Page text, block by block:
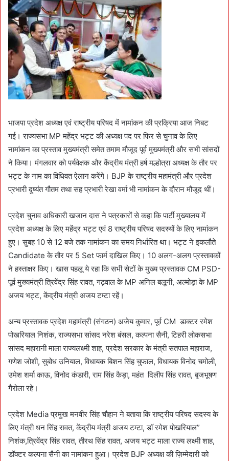
भाजपा प्रदेश अध्यक्ष एवं राष्ट्रीय परिषद में नामांकन की प्रक्रिया आज निबट
गई। राज्यसभा MP महेंद्र भट्ट की अध्यक्ष पद पर फिर से चुनाव के लिए
नामांकन का प्रस्ताव मुख्यमंत्री समेत तमाम मौजूद पूर्व मुख्यमंत्री और सभी सांसदों
ने किया। मंगलवार को पर्यवेक्षक और केंद्रीय मंत्री हर्ष मल्होत्रा अध्यक्ष के तौर पर
भट्ट के नाम का विधिवत ऐलान करेंगे। BJP के राष्ट्रीय महामंत्री और प्रदेश
प्रभारी दुष्यंत गौतम तथा सह प्रभारी रेखा वर्मा भी नामांकन के दौरान मौजूद थीं।
प्रदेश चुनाव अधिकारी खजान दास ने पत्रकारों से कहा कि पार्टी मुख्यालय में
प्रदेश अध्यक्ष के लिए महेंद्र भट्ट एवं 8 राष्ट्रीय परिषद सदस्यों के लिए नामांकन
हुए। सुबह 10 से 12 बजे तक नामांकन का समय निर्धारित था। भट्ट ने इकलौते
Candidate के तौर पर 5 Set फार्म दाखिल किए। 10 अलग-अलग प्रस्तावकों
ने हस्ताक्षर किए। खास पहलू ये रहा कि सभी सेटों के मुख्य प्रस्तावक CM PSD-
पूर्व मुख्यमंत्री त्रिवेंद्र सिंह रावत, गढ़वाल के MP अनिल बलूनी, अल्मोड़ा के MP
अजय भट्ट, केंद्रीय मंत्री अजय टम्टा रहें।
अन्य प्रस्तावक प्रदेश महामंत्री (संगठन) अजेय कुमार, पूर्व CM डाक्टर रमेश
पोखरियाल निशंक, राज्यसभा सांसद नरेश बंसल, कल्पना सैनी, टिहरी लोकसभा
सांसद महारानी माला राज्यलक्ष्मी शाह, प्रदेश सरकार के मंत्री सतपाल महाराज,
गणेश जोशी, सुबोध उनियाल, विधायक बिशन सिंह चुफाल, विधायक विनोद चमोली,
उमेश शर्मा काऊ, विनोद कंडारी, राम सिंह कैड़ा, महंत दिलीप सिंह रावत, बृजभूषण
गैरोला रहे।
प्रदेश Media प्रमुख मनवीर सिंह चौहान ने बताया कि राष्ट्रीय परिषद सदस्य के
लिए मंत्री धन सिंह रावत, केंद्रीय मंत्री अजय टम्टा, डॉ रमेश पोखरियाल”
निशंक,त्रिवेंद्र सिंह रावत, तीरथ सिंह रावत, अजय भट्ट माला राज्य लक्ष्मी शाह,
डॉक्टर कल्पना सैनी का नामांकन हुआ। प्रदेश BJP अध्यक्ष की ज़िम्मेदारी को